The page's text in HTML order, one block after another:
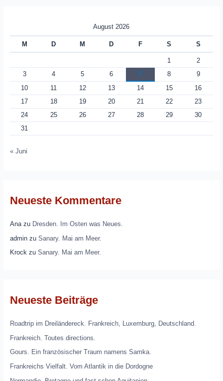
August 2026
M D M D F S S
1
2
3
4 5 6 7 8
9
10
11 12 13 14 15
16
17
18 19 20 21 22
23
24
25 26 27 28 29
30
31
« Juni
Neueste Kommentare
Anazu Dresden. Im Osten was Neues.
adminzu Sanary. Mai am Meer.
Krockzu Sanary. Mai am Meer.
Neueste Beiträge
Roadtrip im Dreiländereck. Frankreich, Luxemburg, Deutschland.
Frankreich. Toutes directions.
Gours. Ein französischer Traum namens Samka.
Frankreichs Vielfalt. Vom Atlantik in die Dordogne